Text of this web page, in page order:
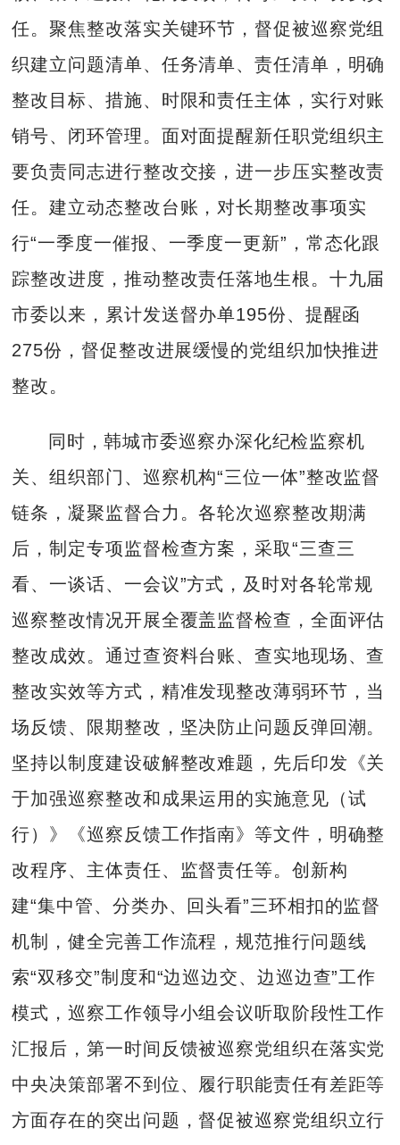
任。聚焦整改落实关键环节，督促被巡察党组
织建立问题清单、任务清单、责任清单，明确
整改目标、措施、时限和责任主体，实行对账
销号、闭环管理。面对面提醒新任职党组织主
要负责同志进行整改交接，进一步压实整改责
任。建立动态整改台账，对长期整改事项实
行“一季度一催报、一季度一更新”，常态化跟
踪整改进度，推动整改责任落地生根。十九届
市委以来，累计发送督办单195份、提醒函
275份，督促整改进展缓慢的党组织加快推进
整改。
同时，韩城市委巡察办深化纪检监察机
关、组织部门、巡察机构“三位一体”整改监督
链条，凝聚监督合力。各轮次巡察整改期满
后，制定专项监督检查方案，采取“三查三
看、一谈话、一会议”方式，及时对各轮常规
巡察整改情况开展全覆盖监督检查，全面评估
整改成效。通过查资料台账、查实地现场、查
整改实效等方式，精准发现整改薄弱环节，当
场反馈、限期整改，坚决防止问题反弹回潮。
坚持以制度建设破解整改难题，先后印发《关
于加强巡察整改和成果运用的实施意见（试
行）》《巡察反馈工作指南》等文件，明确整
改程序、主体责任、监督责任等。创新构
建“集中管、分类办、回头看”三环相扣的监督
机制，健全完善工作流程，规范推行问题线
索“双移交”制度和“边巡边交、边巡边查”工作
模式，巡察工作领导小组会议听取阶段性工作
汇报后，第一时间反馈被巡察党组织在落实党
中央决策部署不到位、履行职能责任有差距等
方面存在的突出问题，督促被巡察党组织立行